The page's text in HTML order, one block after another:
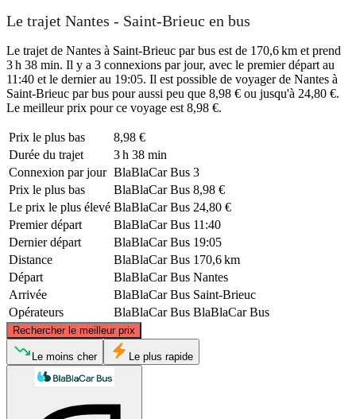
Le trajet Nantes - Saint-Brieuc en bus
Le trajet de Nantes à Saint-Brieuc par bus est de 170,6 km et prend
3 h 38 min. Il y a 3 connexions par jour, avec le premier départ au
11:40 et le dernier au 19:05. Il est possible de voyager de Nantes à
Saint-Brieuc par bus pour aussi peu que 8,98 € ou jusqu'à 24,80 €.
Le meilleur prix pour ce voyage est 8,98 €.
Prix ​​le plus bas
8,98 €
Durée du trajet
3 h 38 min
Connexion par jour BlaBlaCar Bus 3
Prix ​​le plus bas
BlaBlaCar Bus 8,98 €
Le prix le plus élevé BlaBlaCar Bus 24,80 €
Premier départ
BlaBlaCar Bus 11:40
Dernier départ
BlaBlaCar Bus 19:05
Distance
BlaBlaCar Bus 170,6 km
Départ
BlaBlaCar Bus Nantes
Arrivée
BlaBlaCar Bus Saint-Brieuc
Opérateurs
BlaBlaCar Bus BlaBlaCar Bus
Rechercher le meilleur prix
Saint-Brieuc
© CARTO, ©OpenStreetMap
Le moins cher Le plus rapide